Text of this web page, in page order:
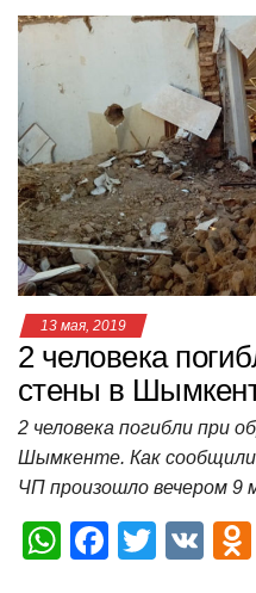
at
A
p
c
e
b
o
o
k
tt
er
13 мая, 2019
2 человека
стены в
2 человека погибли при
Шымкенте. Как сообщили
ЧП произошло вечером 9
W
F
T
V